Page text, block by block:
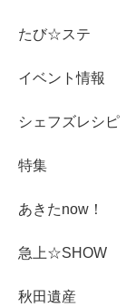
たび☆ステ
イベント情報
シェフズレシピ
特集
あきたnow！
急上☆SHOW
秋田遺産